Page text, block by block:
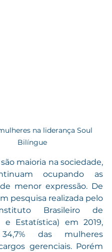
na liderança Soul
Bilíngue
maioria na sociedade,
ocupando as
menor expressão. De
pesquisa realizada pelo
Brasileiro de
e Estatística) em 2019,
das mulheres
gerenciais. Porém